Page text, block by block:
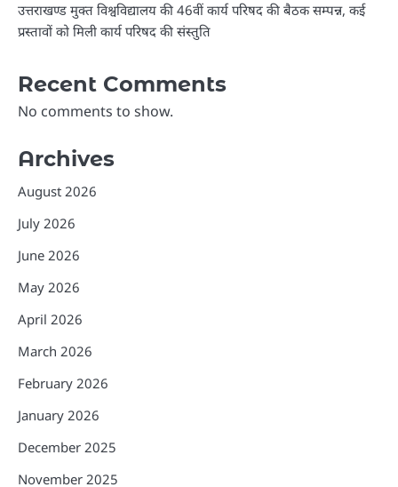
उत्तराखण्ड मुक्त विश्वविद्यालय की 46वीं कार्य परिषद की बैठक सम्पन्न, कई
प्रस्तावों को मिली कार्य परिषद की संस्तुति
Recent Comments
No comments to show.
Archives
August 2026
July 2026
June 2026
May 2026
April 2026
March 2026
February 2026
January 2026
December 2025
November 2025